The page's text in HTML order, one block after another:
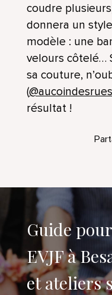
coudre
donnera un
modèle : une
velours côtelé…
sa couture,
(@aucoindesrues
résultat !
Guide
EVJF à
et ateliers